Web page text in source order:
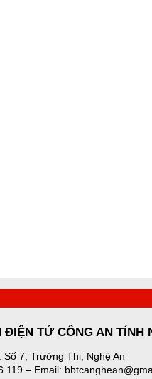
ĐIỆN TỬ CÔNG AN TỈNH
Số 7, Trường Thi, Nghệ An
119 – Email: